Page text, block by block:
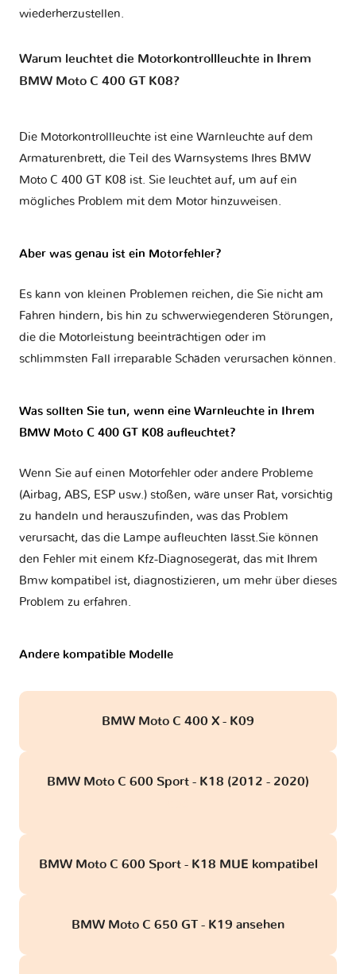
wiederherzustellen.
Warum leuchtet die Motorkontrollleuchte in Ihrem
BMW Moto C 400 GT K08?
Die Motorkontrollleuchte ist eine Warnleuchte auf dem
Armaturenbrett, die Teil des Warnsystems Ihres BMW
Moto C 400 GT K08 ist. Sie leuchtet auf, um auf ein
mögliches Problem mit dem Motor hinzuweisen.
Aber was genau ist ein Motorfehler?
Es kann von kleinen Problemen reichen, die Sie nicht am
Fahren hindern, bis hin zu schwerwiegenderen Störungen,
die die Motorleistung beeinträchtigen oder im
schlimmsten Fall irreparable Schäden verursachen können.
Was sollten Sie tun, wenn eine Warnleuchte in Ihrem
BMW Moto C 400 GT K08 aufleuchtet?
Wenn Sie auf einen Motorfehler oder andere Probleme
(Airbag, ABS, ESP usw.) stoßen, wäre unser Rat, vorsichtig
zu handeln und herauszufinden, was das Problem
verursacht, das die Lampe aufleuchten lässt.Sie können
den Fehler mit einem Kfz-Diagnosegerät, das mit Ihrem
Bmw kompatibel ist, diagnostizieren, um mehr über dieses
Problem zu erfahren.
Andere kompatible Modelle
BMW Moto C 400 X - K09
BMW Moto C 600 Sport - K18 (2012 - 2020)
BMW Moto C 600 Sport - K18 MUE kompatibel
BMW Moto C 650 GT - K19 ansehen